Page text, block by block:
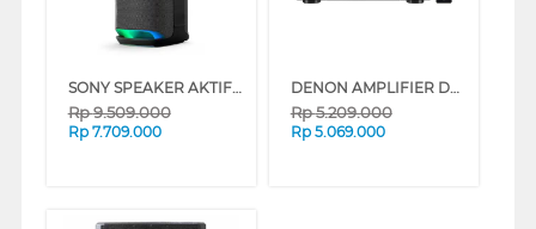
SONY SPEAKER AKTIF PARTY X-SERIES SRS-XV800
Rp9.509.000
Rp 7.709.000
DENON AMPLIFIER DENONAVRX250BTBKE2
Rp5.209.000
Rp 5.069.000